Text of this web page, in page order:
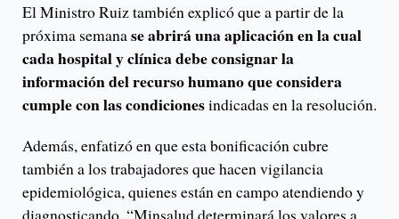
El Ministro Ruiz también explicó que a partir de la
próxima semanase abrirá una aplicación en la cual
cada hospital y clínica debe consignar la
información del recurso humano que considera
cumple con las condicionesindicadas en la resolución.
Además, enfatizó en que esta bonificación cubre
también a los trabajadores que hacen vigilancia
epidemiológica, quienes están en campo atendiendo y